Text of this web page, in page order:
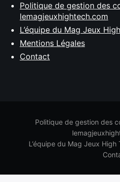
Politique de gestion des
lemagjeuxhightech.com
L’équipe du Mag Jeux
Mentions Légales
Contact
Politique de gestion des
L’équipe du Mag Jeux High